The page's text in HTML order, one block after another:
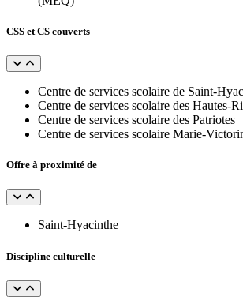
CSS et CS couverts
Centre de services scolaire de Saint-
Centre de services scolaire des Hautes-
Centre de services scolaire des Patriotes
Centre de services scolaire Marie-
Offre à proximité de
Saint-Hyacinthe
Discipline culturelle